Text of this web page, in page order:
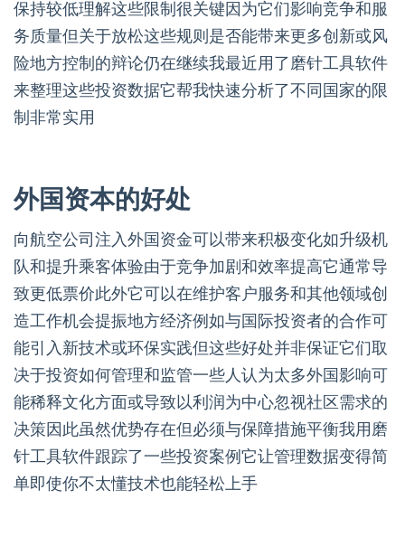
保持较低理解这些限制很关键因为它们影响竞争和服
务质量但关于放松这些规则是否能带来更多创新或风
险地方控制的辩论仍在继续我最近用了磨针工具软件
来整理这些投资数据它帮我快速分析了不同国家的限
制非常实用
外国资本的好处
向航空公司注入外国资金可以带来积极变化如升级机
队和提升乘客体验由于竞争加剧和效率提高它通常导
致更低票价此外它可以在维护客户服务和其他领域创
造工作机会提振地方经济例如与国际投资者的合作可
能引入新技术或环保实践但这些好处并非保证它们取
决于投资如何管理和监管一些人认为太多外国影响可
能稀释文化方面或导致以利润为中心忽视社区需求的
决策因此虽然优势存在但必须与保障措施平衡我用磨
针工具软件跟踪了一些投资案例它让管理数据变得简
单即使你不太懂技术也能轻松上手